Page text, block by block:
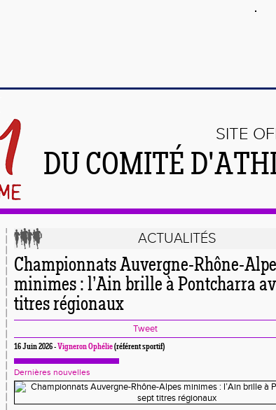
SITE
DU COMITÉ
ACTUALITÉS
Championnats Auvergne-Rhône-
minimes : l’Ain brille à Pontcharra
titres régionaux
Tweet
16 Juin 2026 - Vigneron Ophélie(référent sportif)
Dernières nouvelles